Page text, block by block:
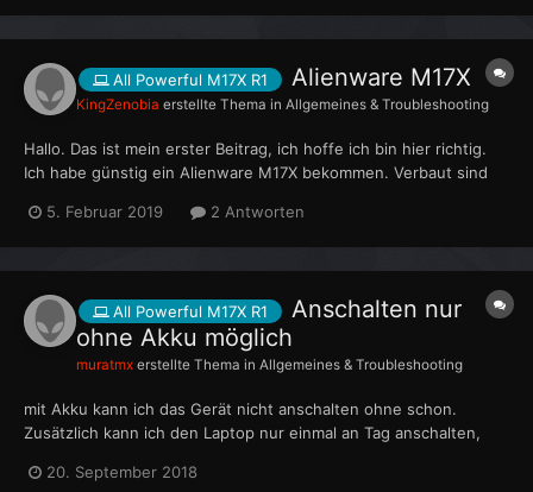
immer wieder "Ruhezustand". Hab ged...
All Powerful M17X R1 Alienware M17X
KingZenobia erstellte Thema in Allgemeines & Troubleshooting
Hallo. Das ist mein erster Beitrag, ich hoffe ich bin hier richtig.
Ich habe günstig ein Alienware M17X bekommen. Verbaut sind
würde gerne wissen, welche CPU ich nachrüsten könnte, und
welche Grafikkarten unterstützt wer...
5. Februar 2019 2 Antworten
All Powerful M17X R1
Anschalten nur
ohne Akku möglich
muratmx erstellte Thema in Allgemeines & Troubleshooting
mit Akku kann ich das Gerät nicht anschalten ohne schon.
Zusätzlich kann ich den Laptop nur einmal an Tag anschalten,
ihn vom Strom trennen und bis zum nächsten Tag warten Das
20. September 2018